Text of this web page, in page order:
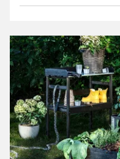
4.8
181 arvostelua
3
2
1
Lajittele
Suodata
Arvostelut (181)